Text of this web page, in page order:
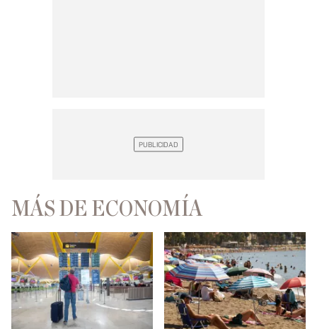
MÁS DE ECONOMÍA